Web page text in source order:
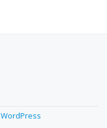
WordPress